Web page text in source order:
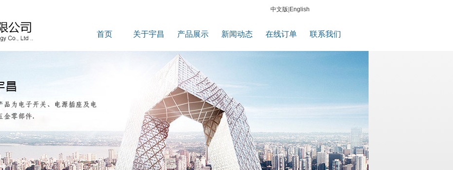
中文版 English
首页 关于宇昌 产品展示 新闻动态 在线订单 联系我们